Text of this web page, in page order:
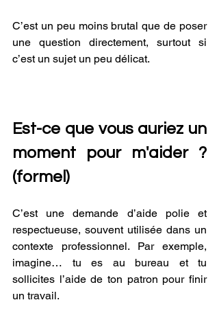
C’est un peu moins brutal que de poser
une question directement, surtout si
c’est un sujet un peu délicat.
Est-ce que vous auriez un
moment pour m'aider ?
(formel)
C’est une demande d’aide polie et
respectueuse, souvent utilisée dans un
contexte professionnel. Par exemple,
imagine… tu es au bureau et tu
sollicites l’aide de ton patron pour finir
un travail.